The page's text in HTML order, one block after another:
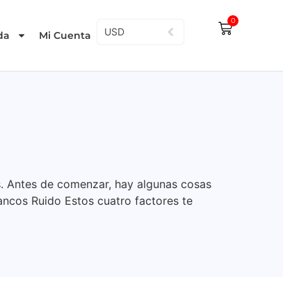
Mi Cuenta USD
0
de comenzar, hay algunas cosas
Ruido Estos cuatro factores te